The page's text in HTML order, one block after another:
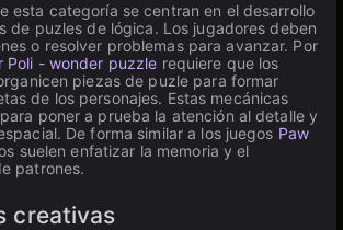
esta categoría se centran en el desarrollo
de puzles de lógica. Los jugadores deben
o resolver problemas para avanzar. Por
Poli - wonder puzzle requiere que los
piezas de puzle para formar
de los personajes. Estas mecánicas
poner a prueba la atención al detalle y
De forma similar a los juegos Paw
suelen enfatizar la memoria y el
patrones.
creativas